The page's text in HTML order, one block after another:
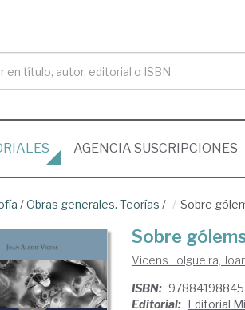
AGENCIA SUSCRIPCIONES
/Obras generales. Teorías / Sobre
Sobre
Vicens Folgueira,
ISBN:
Editorial: Editorial